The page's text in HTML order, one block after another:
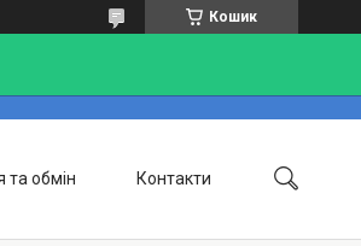
Кошик
та обмін Контакти